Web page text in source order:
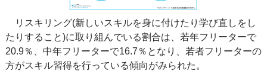
リスキリング(新しいスキルを身に付けたり学び直しをし
たりすること)に取り組んでいる割合は、若年フリーターで
20.9％、中年フリーターで16.7％となり、若者フリーターの
方がスキル習得を行っている傾向がみられた。